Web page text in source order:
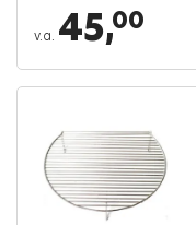
v.a. 45,00